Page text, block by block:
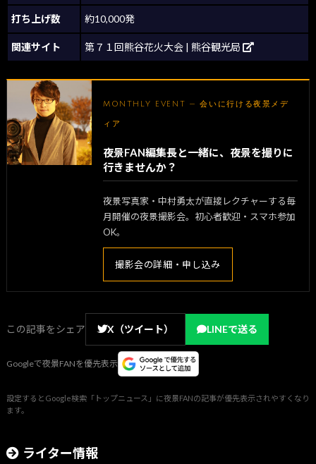
打ち上げ数 約10,000発
関連サイト 第７１回熊谷花火大会 | 熊谷観光局
MONTHLY EVENT — 会いに行ける夜景メデ
ィア
夜景FAN編集長と一緒に、夜景を撮りに
行きませんか？
夜景写真家・中村勇太が直接レクチャーする毎
月開催の夜景撮影会。初心者歓迎・スマホ参加
OK。
撮影会の詳細・申し込み
この記事をシェア X（ツイート） LINEで送る
Googleで夜景FANを優先表示
設定するとGoogle検索「トップニュース」に夜景FANの記事が優先表示されやすくなり
ます。
ライター情報